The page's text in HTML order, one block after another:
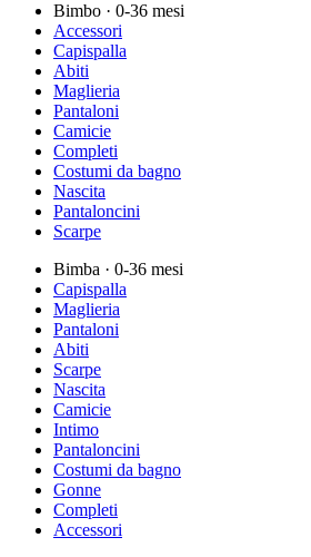
Bimbo · 0-36 mesi
Accessori
Capispalla
Abiti
Maglieria
Pantaloni
Camicie
Completi
Costumi da bagno
Nascita
Pantaloncini
Scarpe
Bimba · 0-36 mesi
Capispalla
Maglieria
Pantaloni
Abiti
Scarpe
Nascita
Camicie
Intimo
Pantaloncini
Costumi da bagno
Gonne
Completi
Accessori